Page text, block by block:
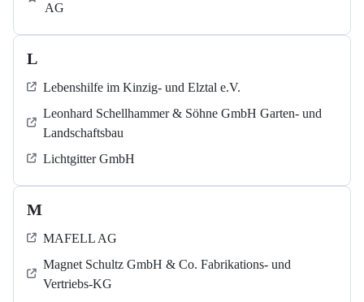
AG
L
Lebenshilfe im Kinzig-​​​ und Elztal e.V.
Leonhard Schellhammer & Söhne GmbH Garten- und
Landschaftsbau
Lichtgitter GmbH
M
MAFELL AG
Magnet Schultz GmbH & Co. Fabrikations- und
Vertriebs-KG